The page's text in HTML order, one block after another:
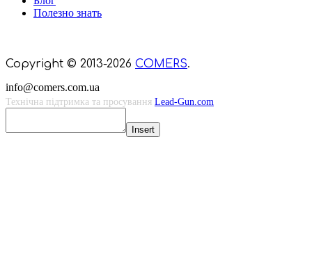
Полезно знать
Copyright © 2013-2026 COMERS.
info@comers.com.ua
Технічна підтримка та просування Lead-Gun.com
Insert